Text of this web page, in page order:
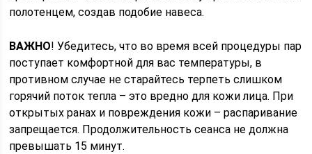
полотенцем, создав подобие навеса.
ВАЖНО! Убедитесь, что во время всей процедуры пар
поступает комфортной для вас температуры, в
противном случае не старайтесь терпеть слишком
горячий поток тепла – это вредно для кожи лица. При
открытых ранах и повреждения кожи – распаривание
запрещается. Продолжительность сеанса не должна
превышать 15 минут.